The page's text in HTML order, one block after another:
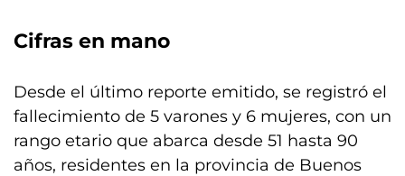
Cifras en mano
Desde el último reporte emitido, se registró el
fallecimiento de 5 varones y 6 mujeres, con un
rango etario que abarca desde 51 hasta 90
años, residentes en la provincia de Buenos